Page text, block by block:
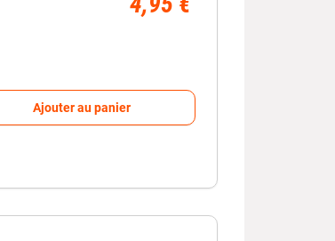
Ajouter au panier